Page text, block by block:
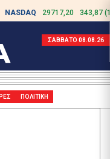
NASDAQ 29717,20 343,87
ΣΑΒΒΑΤΟ 08.08.26
ΠΟΛΙΤΙΚΗ